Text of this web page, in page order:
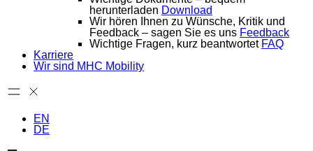
herunterladen Download
Wir hören Ihnen zu Wünsche, Kritik und
Feedback – sagen Sie es uns Feedback
Wichtige Fragen, kurz beantwortet FAQ
Karriere
Wir sind MHC Mobility
EN
DE